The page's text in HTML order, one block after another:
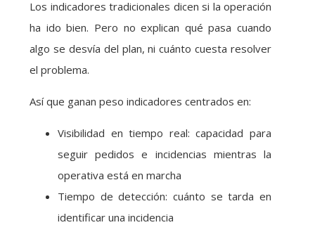
Los indicadores tradicionales dicen si la operación
ha ido bien. Pero no explican qué pasa cuando
algo se desvía del plan, ni cuánto cuesta resolver
el problema.
Así que ganan peso indicadores centrados en:
Visibilidad en tiempo real: capacidad para
seguir pedidos e incidencias mientras la
operativa está en marcha
Tiempo de detección: cuánto se tarda en
identificar una incidencia